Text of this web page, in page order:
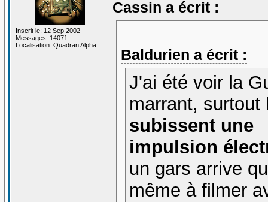
Inscrit le: 12 Sep 2002
Messages: 14071
Localisation: Quadran Alpha
Cassin a écrit :
Baldurien a écrit :
J'ai été voir la
marrant,
subissent une
impulsion
un gars arrive
même à filmer